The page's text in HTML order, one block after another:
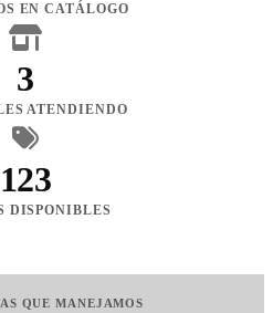
EN CATÁLOGO
3
ATENDIENDO
123
DISPONIBLES
QUE MANEJAMOS